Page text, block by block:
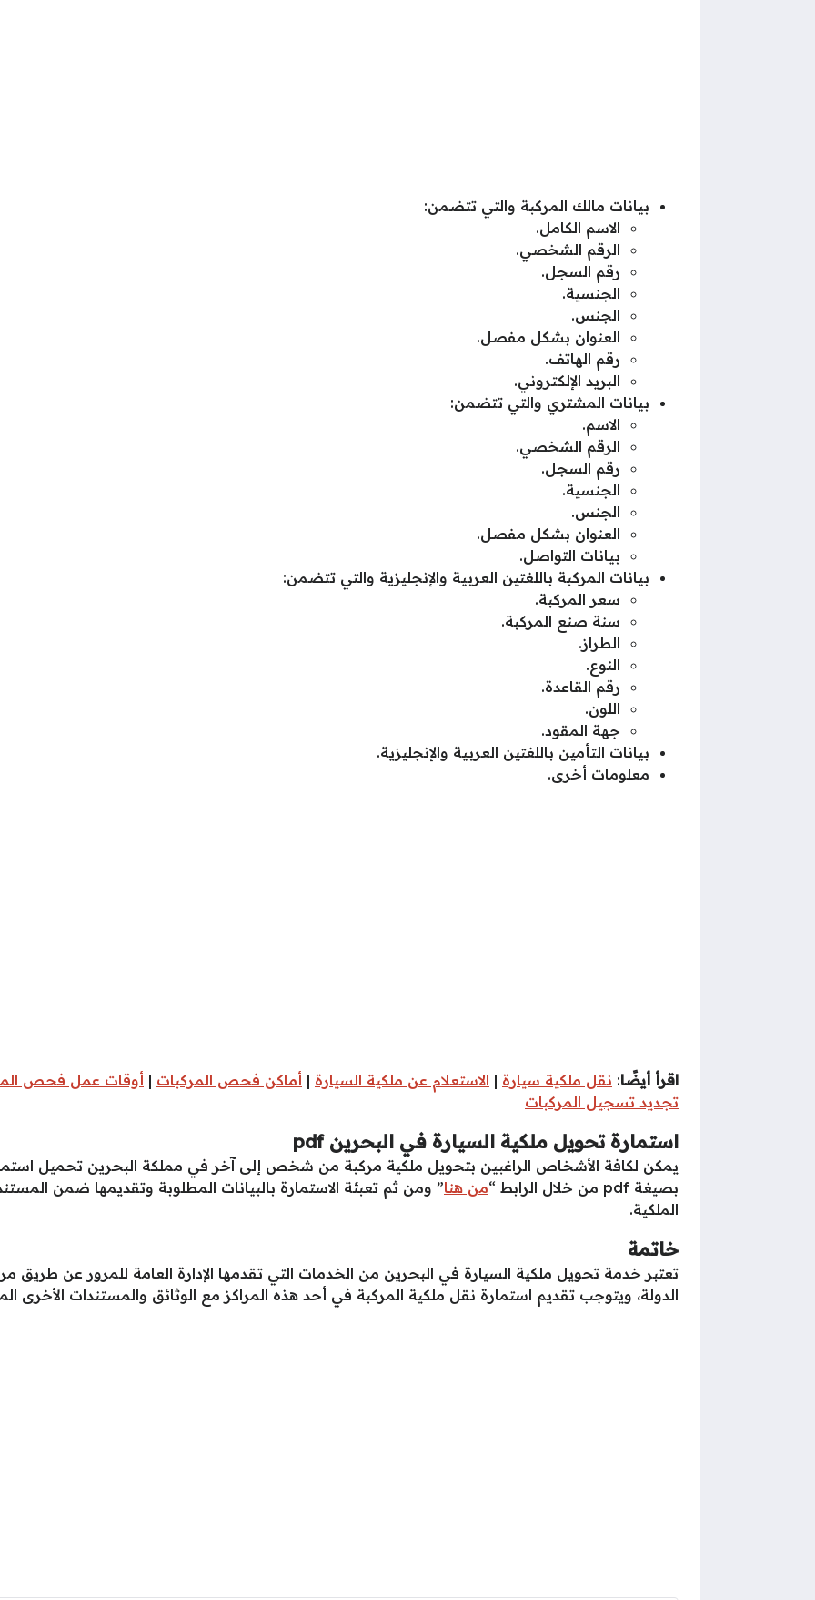
بيانات مالك المركبة والتي تتضمن:
الاسم الكامل.
الرقم الشخصي.
رقم السجل.
الجنسية.
الجنس.
العنوان بشكل مفصل.
رقم الهاتف.
البريد الإلكتروني.
بيانات المشتري والتي تتضمن:
الاسم.
الرقم الشخصي.
رقم السجل.
الجنسية.
الجنس.
العنوان بشكل مفصل.
بيانات التواصل.
بيانات المركبة باللغتين العربية والإنجليزية والتي تتضمن:
سعر المركبة.
سنة صنع المركبة.
الطراز.
النوع.
رقم القاعدة.
اللون.
جهة المقود.
بيانات التأمين باللغتين العربية والإنجليزية.
معلومات أخرى.
اقرأ أيضًا: نقل ملكية سيارة | الاستعلام عن ملكية السيارة | أماكن فحص المركبات | أوقات عمل فحص
تجديد تسجيل المركبات
استمارة تحويل ملكية السيارة في البحرين pdf
يمكن لكافة الأشخاص الراغبين بتحويل ملكية مركبة من شخص إلى آخر في مملكة البحرين تحميل
بصيغة pdf من خلال الرابط “
من هنا” ومن ثم تعبئة الاستمارة بالبيانات المطلوبة وتقديمها ضمن
الملكية.
خاتمة
تعتبر خدمة تحويل ملكية السيارة في البحرين من الخدمات التي تقدمها الإدارة العامة للمرور عن طريق
الدولة، ويتوجب تقديم استمارة نقل ملكية المركبة في أحد هذه المراكز مع الوثائق والمستندات الأخرى